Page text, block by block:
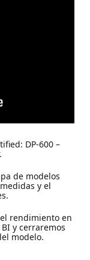
DP-600 –
de modelos
y el
rendimiento en
y cerraremos
modelo.